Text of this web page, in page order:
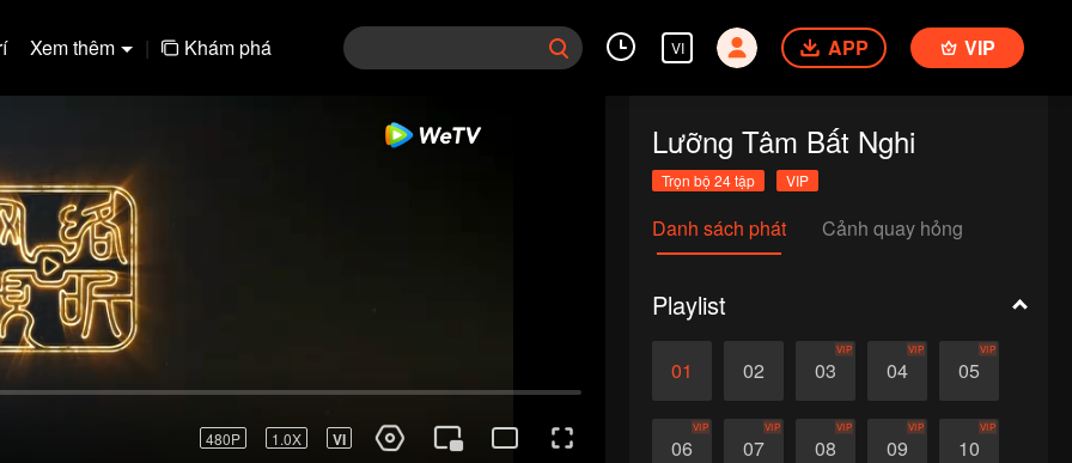
Xem thêm | Khám phá VI APP VIP
Lưỡng Tâm Bất Nghi
Trọn bộ 24 tập VIP
Danh sách phát Cảnh quay hỏng
Playlist
01 02 03
VIP
04
VIP
05
VIP
06
VIP
07
VIP
08
VIP
09
VIP
10
VIP